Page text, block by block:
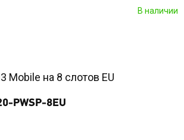
В наличии
Mobile на 8 слотов EU
PWSP-8EU